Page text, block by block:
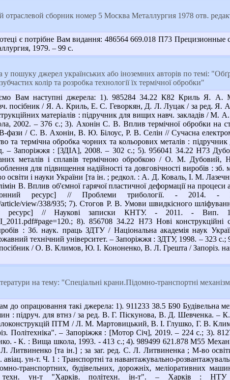
отраслевой сборник номер 5 Москва Металлургия 1978 отв.
є потрібне Вам видання: 486564 669.018 П73
1979. – 99 c.
пошуку джерел українських або іноземних авторів по темі:
колір та розробка технології їх термічної обробки"
Вам наступні джерела: 1). 985284 34.22 К82 Криль Я. А.
посібник / Я. А. Криль, Е. С. Геворкян, Д. Л. Луцак / за ред. Я.
матеріалів : підручник для вищих навч. закладів / М.
2002. – 376 с.; 3). Ахонін С. В. Вплив термічної обробки на
В-фази / С. В. Ахонін, В. Ю. Білоус, Р. В. Селін // Сучасна
та термічна обробка чорних та кольорових металів :
– Запоріжжя : [ЗДІА], 2008. – 302 с.; 5). 956041 34.22 Н73
металів і сплавів термічною обробкою / О. М.
для підвищення надійності та довговічності виробів :
і науки України [та ін. ; редкол. : А. Д. Коваль, І. М.
В. Вплив об'ємної гарячої пластичної деформації на процеси
ресурс] // Проблеми трибології.
view/338/935; 7). Стогов Р. В. Умови швидкісного
ресурс] // Наукові записки КНТУ. - 2011. -
8). 856708 34.22 Н73 Нові
: Зб. наук. праць ЗДТУ / Національна академія наук
технічний університет. – Запоріжжя : ЗДТУ, 1998. – 323
/ О. В. Климов, Ю. І. Кононенко, В. Л. Грешта / Запоріз.
на тему: "Спеціальні крани.Підомно-транспортні
опрацювання такі джерела: 1). 911233 38.5 Б90 Будівельна
: підруч. для втнз / за ред. В. Г. Піскунова, В. Д. Шевченка.
ПТМ / Л. М. Мартовицький, В. І. Глушко, Г. В.
Політехніка". – Запоріжжя : [Мотор Січ], 2019. – 224 с.; 3).
- К. : Вища школа, 1993. - 413 с.; 4). 989499 621.878 М55
Литвиненко [та ін.] ; за заг. ред. С. Л. Литвиненка ; М-во
авіац. ун-т. Ч. 1 : Транспортні та навантажувально-
транспортних, будівельних, дорожніх, меліоративних
ун-т "Харків. політехн. ін-т". – Харків :